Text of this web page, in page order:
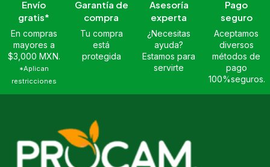
Envío
gratis*
En compras
mayores a
$3,000 MXN.
*Aplican
restricciones
Garantía de
compra
Tu compra
está
protegida
Asesoría
experta
¿Necesitas
ayuda?
Estamos para
servirte
Pago
seguro
Aceptamos
diversos
métodos de
pago
100%seguros.